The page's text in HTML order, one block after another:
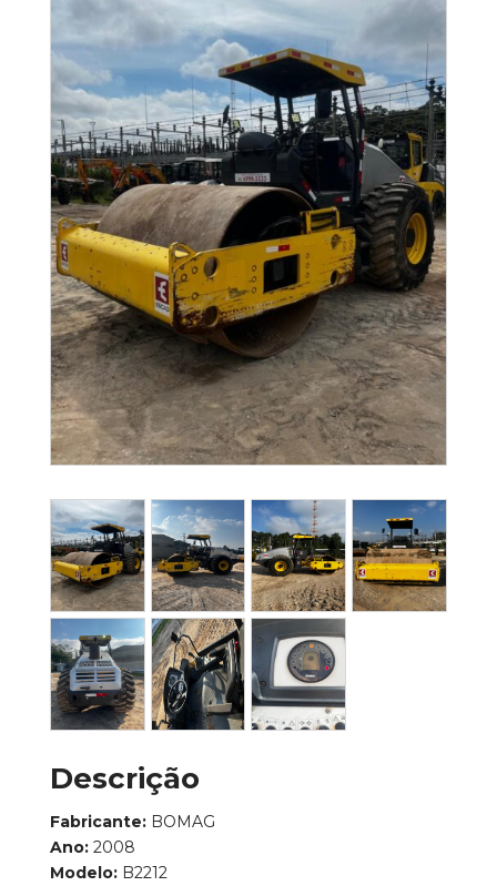
Descrição
Fabricante:BOMAG
Ano:2008
Modelo:B2212